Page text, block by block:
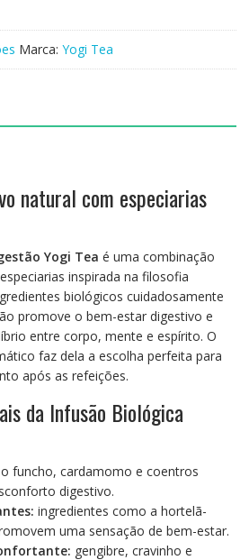
Marca: Yogi Tea
natural com especiarias
Yogi Tea é uma combinação
inspirada na filosofia
biológicos cuidadosamente
promove o bem-estar digestivo e
entre corpo, mente e espírito. O
faz dela a escolha perfeita para
após as refeições.
da Infusão Biológica
o funcho, cardamomo e coentros
digestivo.
ingredientes como a hortelã-
uma sensação de bem-estar.
gengibre, cravinho e